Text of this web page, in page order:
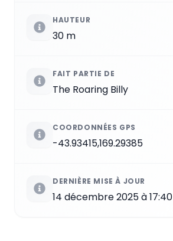
HAUTEUR
30 m
FAIT PARTIE DE
The Roaring Billy
COORDONNÉES GPS
-43.93415,169.29385
DERNIÈRE MISE À JOUR
14 décembre 2025 à 17:40